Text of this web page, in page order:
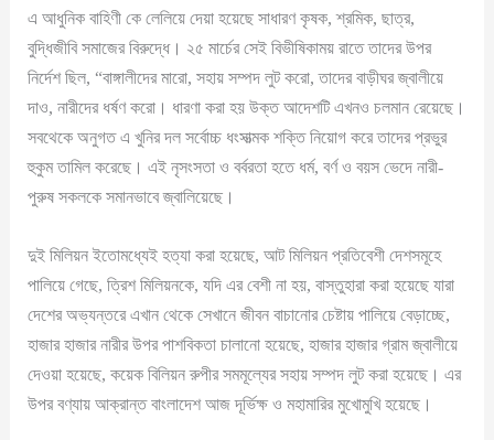
এ আধুনিক বাহিণী কে লেলিয়ে দেয়া হয়েছে সাধারণ কৃষক, শ্রমিক, ছাত্র,
বুদ্ধিজীবি সমাজের বিরুদ্ধে। ২৫ মার্চের সেই বিভীষিকাময় রাতে তাদের উপর
নির্দেশ ছিল, “বাঙ্গালীদের মারো, সহায় সম্পদ লুট করো, তাদের বাড়ীঘর জ্বালীয়ে
দাও, নারীদের ধর্ষণ করো। ধারণা করা হয় উক্ত আদেশটি এখনও চলমান রেয়েছে।
সবথেকে অনুগত এ খুনির দল সর্বোচ্চ ধংসাত্মক শক্তি নিয়োগ করে তাদের প্রভুর
হুকুম তামিল করেছে। এই নৃসংসতা ও বর্বরতা হতে ধর্ম, বর্ণ ও বয়স ভেদে নারী-
পুরুষ সকলকে সমানভাবে জ্বালিয়েছে।
দুই মিলিয়ন ইতোমধ্যেই হত্যা করা হয়েছে, আট মিলিয়ন প্রতিবেশী দেশসমূহে
পালিয়ে গেছে, ত্রিশ মিলিয়নকে, যদি এর বেশী না হয়, বাস্তুহারা করা হয়েছে যারা
দেশের অভ্যন্তরে এখান থেকে সেখানে জীবন বাচানোর চেষ্টায় পালিয়ে বেড়াচ্ছে,
হাজার হাজার নারীর উপর পাশবিকতা চালানো হয়েছে, হাজার হাজার গ্রাম জ্বালীয়ে
দেওয়া হয়েছে, কয়েক বিলিয়ন রুপীর সমমূল্যের সহায় সম্পদ লুট করা হয়েছে। এর
উপর বণ্যায় আক্রান্ত বাংলাদেশ আজ দূর্ভিক্ষ ও মহামারির মুখোমুখি হয়েছে।